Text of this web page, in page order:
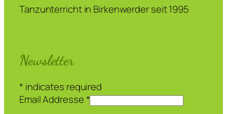
Tanzunterricht in Birkenwerder seit 1995
Newsletter
* indicates required
Email Addresse*